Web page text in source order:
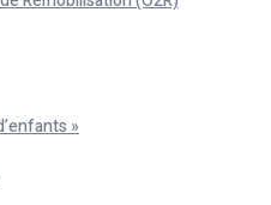
»